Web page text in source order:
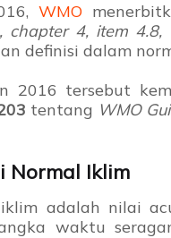
WMO
chapter 4, item
definisi dalam
2016 tersebut
tentang WMO
Normal Iklim
adalah nilai
waktu